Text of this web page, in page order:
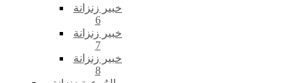
خبير زنزانة
6
خبير زنزانة
7
خبير زنزانة
8